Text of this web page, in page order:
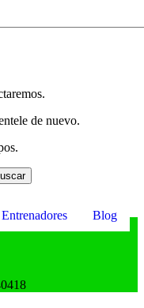
de nuevo.
Entrenadores Blog